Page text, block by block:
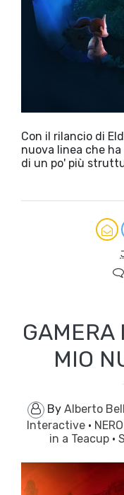
Con il rilancio di
nuova linea che
di un po' più
GAMERA
MIO
By Alberto
Interactive · NERO
in a Teacup ·